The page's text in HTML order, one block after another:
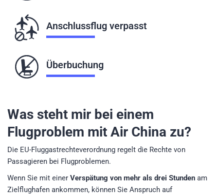
Anschlussflug verpasst
Überbuchung
Was steht mir bei einem
Flugproblem mit Air China zu?
Die EU-Fluggastrechteverordnung regelt die Rechte von
Passagieren bei Flugproblemen.
Wenn Sie mit einer Verspätung von mehr als drei Stunden am
Zielflughafen ankommen, können Sie Anspruch auf